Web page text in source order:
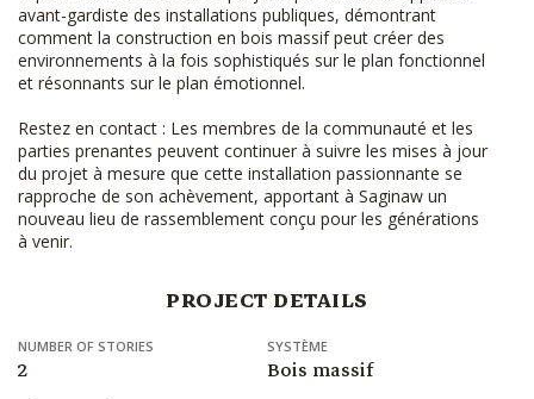
avant-gardiste des installations publiques, démontrant
comment la construction en bois massif peut créer des
environnements à la fois sophistiqués sur le plan fonctionnel
et résonnants sur le plan émotionnel.
Restez en contact : Les membres de la communauté et les
parties prenantes peuvent continuer à suivre les mises à jour
du projet à mesure que cette installation passionnante se
rapproche de son achèvement, apportant à Saginaw un
nouveau lieu de rassemblement conçu pour les générations
à venir.
PROJECT DETAILS
NUMBER OF STORIES
2
SYSTÈME
Bois massif